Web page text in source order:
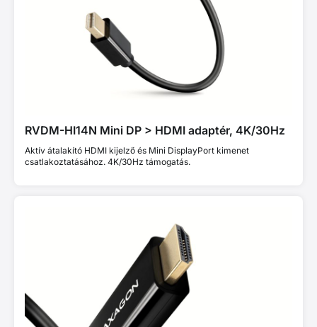
RVDM-HI14N Mini DP > HDMI adaptér, 4K/30Hz
Aktív átalakító HDMI kijelző és Mini DisplayPort kimenet
csatlakoztatásához. 4K/30Hz támogatás.